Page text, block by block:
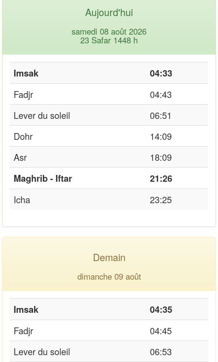
Aujourd'hui
samedi 08 août 2026
23 Safar 1448 h
Imsak
04:33
Fadjr
04:43
Lever du soleil
06:51
Dohr
14:09
Asr
18:09
Maghrib - Iftar
21:26
Icha
23:25
Demain
dimanche 09 août
Imsak
04:35
Fadjr
04:45
Lever du soleil
06:53